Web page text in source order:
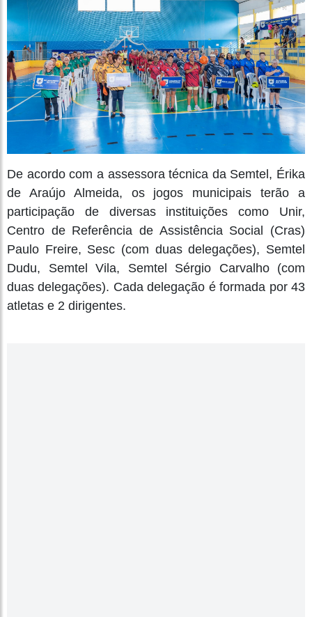
De acordo com a assessora técnica da Semtel, Érika
de Araújo Almeida, os jogos municipais terão a
participação de diversas instituições como Unir,
Centro de Referência de Assistência Social (Cras)
Paulo Freire, Sesc (com duas delegações), Semtel
Dudu, Semtel Vila, Semtel Sérgio Carvalho (com
duas delegações). Cada delegação é formada por 43
atletas e 2 dirigentes.